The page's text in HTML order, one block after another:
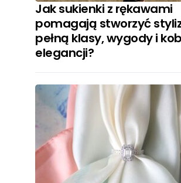
Jak sukienki z rękawami
pomagają stworzyć
pełną klasy, wygody i
elegancji?